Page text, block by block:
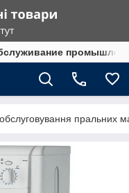
пральних